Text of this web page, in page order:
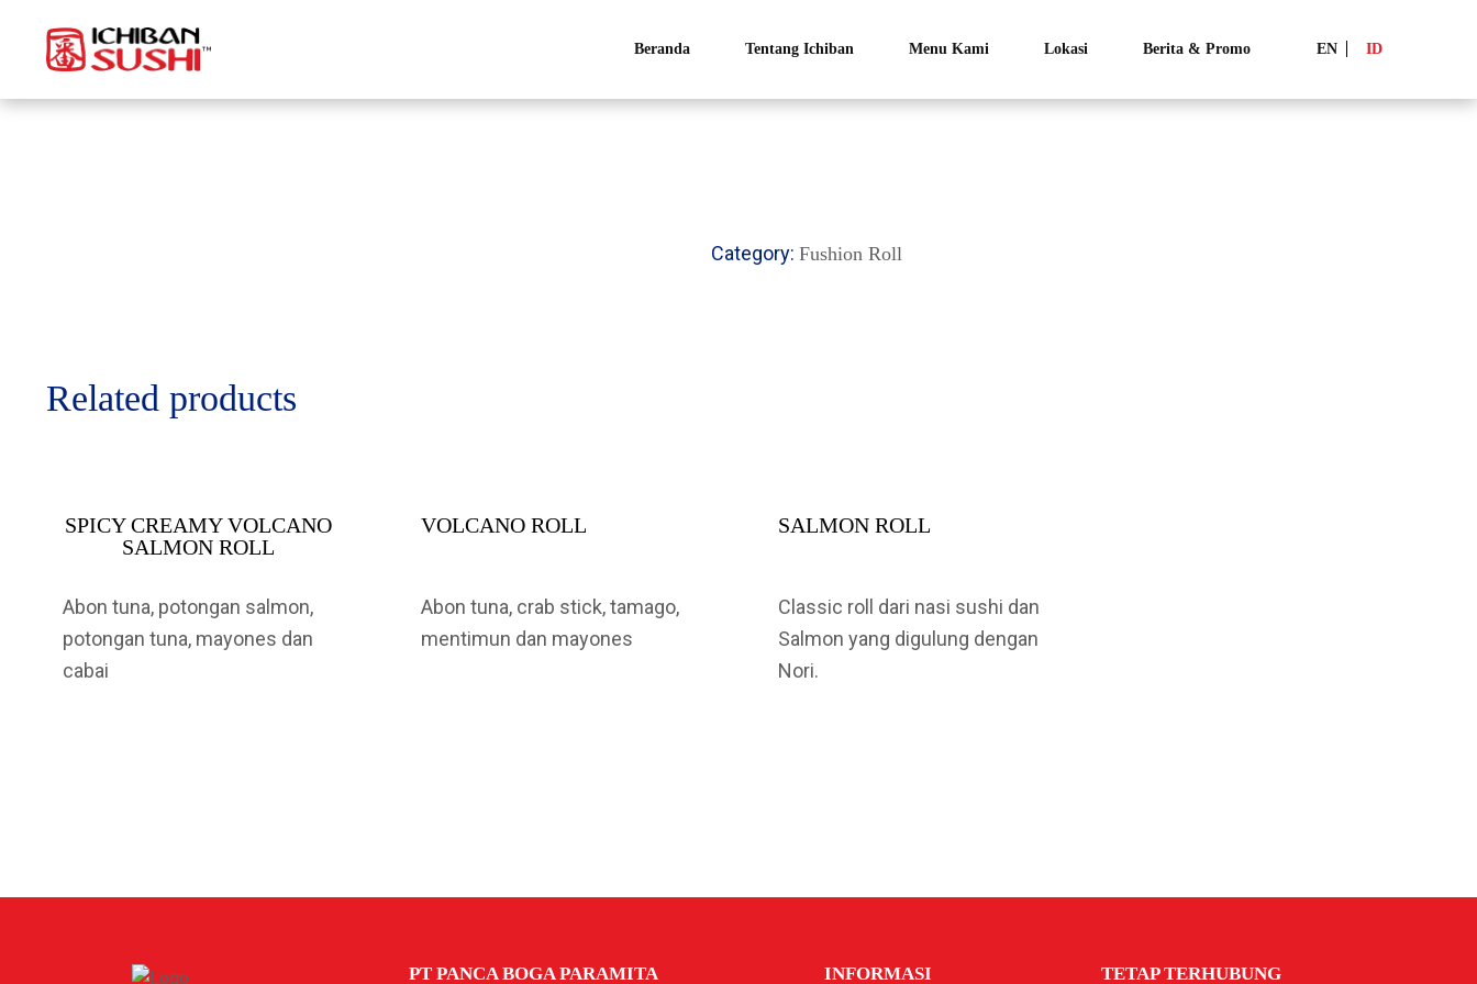
Beranda Tentang Ichiban Menu Kami Lokasi Berita & Promo EN ID
Category: Fushion Roll
Related products
SPICY CREAMY VOLCANO
SALMON ROLL
Abon tuna, potongan salmon,
potongan tuna, mayones dan
cabai
VOLCANO ROLL
Abon tuna, crab stick, tamago,
mentimun dan mayones
SALMON ROLL
Classic roll dari nasi sushi dan
Salmon yang digulung dengan
Nori.
PT PANCA BOGA PARAMITA INFORMASI TETAP TERHUBUNG